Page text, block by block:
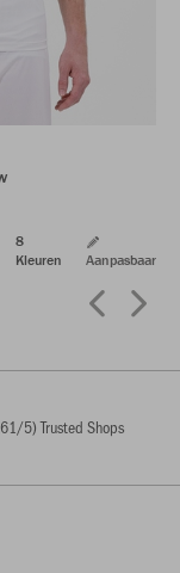
8
Kleuren
Aanpasbaar
/5) Trusted Shops